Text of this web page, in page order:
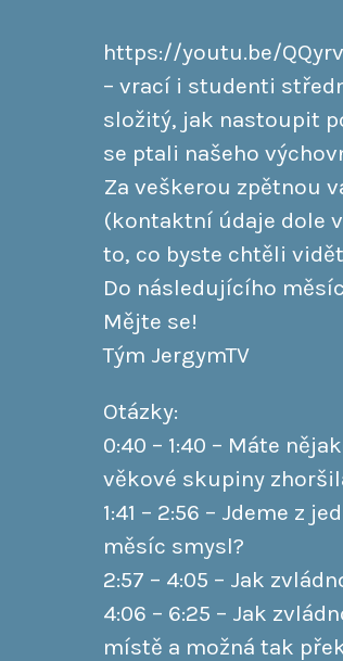
https://youtu.be/
– vrací i studenti
složitý, jak nastoupit
se ptali našeho
Za veškerou zpětnou
(kontaktní údaje dole
to, co byste chtěli
Do následujícího
Mějte se!
Tým JergymTV
Otázky:
0:40 – 1:40 – Máte
věkové skupiny
1:41 – 2:56 – Jdeme z
měsíc smysl?
2:57 – 4:05 – Jak
4:06 – 6:25 – Jak
místě a možná tak